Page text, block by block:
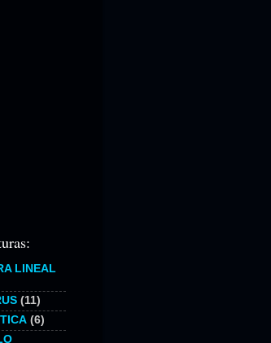
LINEAL
(11)
(6)